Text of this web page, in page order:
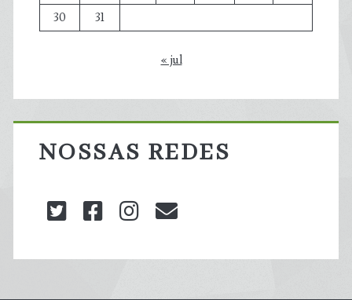
30
31
« jul
NOSSAS REDES
twitterfacebookinstagram